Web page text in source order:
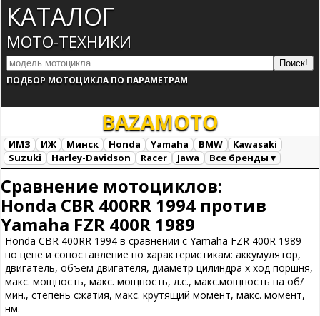
КАТАЛОГ
МОТО-ТЕХНИКИ
ПОДБОР МОТОЦИКЛА ПО ПАРАМЕТРАМ
BAZAMOTO
ИМЗ ИЖ Минск Honda Yamaha BMW
Kawasaki
Suzuki
Harley-Davidson Racer Jawa
Все бренды ▾
Сравнение мотоциклов:
Honda CBR 400RR 1994 против
Yamaha FZR 400R 1989
Honda CBR 400RR 1994 в сравнении с Yamaha FZR 400R 1989
по цене и сопоставление по характеристикам: аккумулятор,
двигатель, объём двигателя, диаметр цилиндра х ход поршня,
макс. мощность, макс. мощность, л.с., макс.мощность на об/
мин., степень сжатия, макс. крутящий момент, макс. момент,
нм.